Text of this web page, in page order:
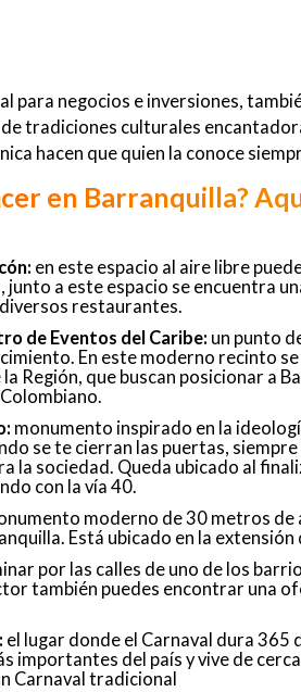
para negocios e inversiones,
tradiciones culturales
hacen que quien la conoce
en Barranquilla?
en este espacio al aire libre
junto a este espacio se encuentra
restaurantes.
de Eventos del Caribe: un punto
En este moderno recinto
Región, que buscan posicionar a
monumento inspirado en la
se te cierran las puertas, siempre
la sociedad. Queda ubicado al
con la vía 40.
moderno de 30 metros de
Está ubicado en la
por las calles de uno de los
también puedes encontrar una
el lugar donde el Carnaval dura 365
importantes del país y vive de
Carnaval tradicional